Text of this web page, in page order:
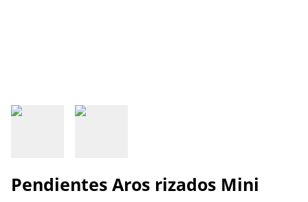
Pendientes Aros rizados Mini